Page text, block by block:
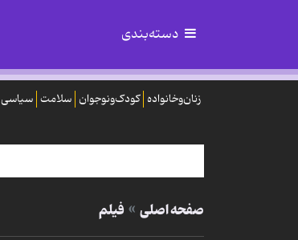
دسته‌بندی
زنان‌وخانواده کودک‌ونوجوان سلامت سیاسی
صفحه اصلی فیلم